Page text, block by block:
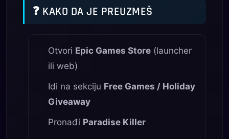
❓ KAKO DA JE PREUZMEŠ
Otvori Epic Games Store (launcher
ili web)
Idi na sekciju Free Games / Holiday
Giveaway
Pronađi Paradise Killer